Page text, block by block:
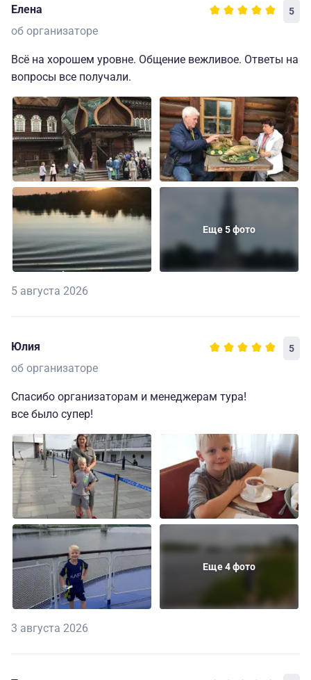
Елена 5
об организаторе
Всё на хорошем уровне. Общение вежливое. Ответы на
вопросы все получали.
Еще 5 фото
5 августа 2026
Юлия 5
об организаторе
Спасибо организаторам и менеджерам тура!
все было супер!
Еще 4 фото
3 августа 2026